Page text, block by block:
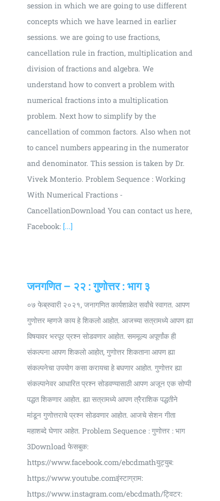
session in which we are going to use different
concepts which we have learned in earlier
sessions. we are going to use fractions,
cancellation rule in fraction, multiplication and
division of fractions and algebra. We
understand how to convert a problem with
numerical fractions into a multiplication
problem. Next how to simplify by the
cancellation of common factors. Also when not
to cancel numbers appearing in the numerator
and denominator. This session is taken by Dr.
Vivek Monterio. Problem Sequence : Working
With Numerical Fractions -
CancellationDownload You can contact us here,
Facebook: [...]
जनगणित – २२ : गुणोत्तर : भाग ३
०७ फेब्रुवारी २०२१, जनागणित कार्यशाळेत सर्वांचे स्वागत. आपण
गुणोत्तर म्हणजे काय हे शिकलो आहोत. आजच्या सत्रामध्ये आपण ह्या
विषयावर भरपूर प्रश्न सोडवणार आहोत. सममूल्य अपूर्णांक ही
संकल्पना आपण शिकलो आहोत, गुणोत्तर शिकताना आपण ह्या
संकल्पनेचा उपयोग कसा करायचा हे बघणार आहोत. गुणोत्तर ह्या
संकल्पानेवर आधारित प्रश्न सोडवण्यासाठी आपण अजून एक सोप्पी
पद्धत शिकणार आहोत. ह्या सत्रामध्ये आपण त्रैराशिक पद्धतीने
मांडून गुणोत्तराचे प्रश्न सोडवणार आहोत. आजचे सेशन गीता
महाशब्दे घेणार आहेत. Problem Sequence : गुणोत्तर : भाग
3Download फेसबुक:
https://www.facebook.com/ebcdmathयुट्युब:
https://www.youtube.comइंस्टाग्राम:
https://www.instagram.com/ebcdmath/ट्विटर: